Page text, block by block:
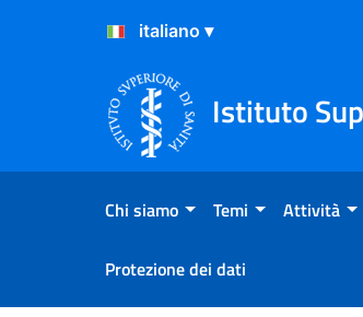
Salta al Contenuto
Salta al Footer
Istituto
Chi siamo Temi Attività
Protezione dei dati